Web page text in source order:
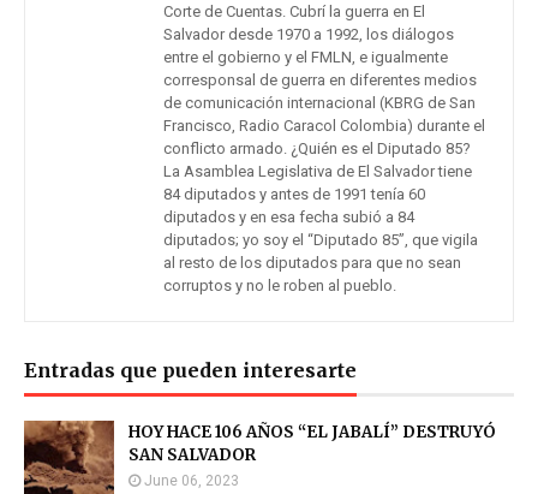
Corte de Cuentas. Cubrí la guerra en El
Salvador desde 1970 a 1992, los diálogos
entre el gobierno y el FMLN, e igualmente
corresponsal de guerra en diferentes medios
de comunicación internacional (KBRG de San
Francisco, Radio Caracol Colombia) durante el
conflicto armado. ¿Quién es el Diputado 85?
La Asamblea Legislativa de El Salvador tiene
84 diputados y antes de 1991 tenía 60
diputados y en esa fecha subió a 84
diputados; yo soy el “Diputado 85”, que vigila
al resto de los diputados para que no sean
corruptos y no le roben al pueblo.
Entradas que pueden interesarte
HOY HACE 106 AÑOS “EL JABALÍ” DESTRUYÓ
SAN SALVADOR
June 06, 2023